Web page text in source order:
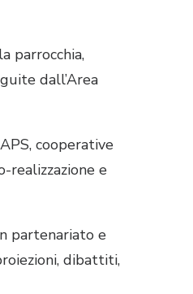
parrocchia,
dall’Area
cooperative
realizzazione e
partenariato e
dibattiti,